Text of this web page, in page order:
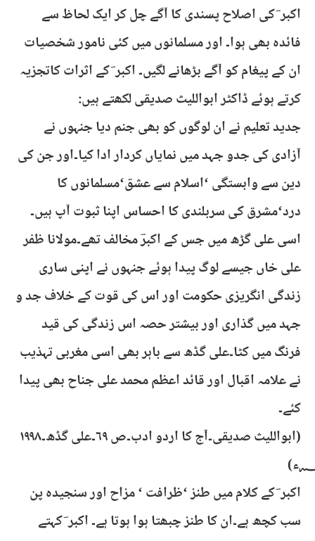
اکبر ؔ کی اصلاح پسندی کا آگے چل کر ایک لحاظ سے
فائدہ بھی ہوا۔ اور مسلمانوں میں کئی نامور شخصیات
ان کے پیغام کو آگے بڑھانے لگیں۔ اکبر ؔ کے اثرات کاتجزیہ
کرتے ہوئے ڈاکٹر ابواللیث صدیقی لکھتے ہیں:
جدید تعلیم نے ان لوگوں کو بھی جنم دیا جنہوں نے
آزادی کی جدو جہد میں نمایاں کردار ادا کیا۔اور جن کی
دین سے وابستگی ‘اسلام سے عشق‘مسلمانوں کا
درد‘مشرق کی سربلندی کا احساس اپنا ثبوت آپ ہیں۔
اسی علی گڑھ میں جس کے اکبرؔ مخالف تھے۔مولانا ظفر
علی خاں جیسے لوگ پیدا ہوئے جنہوں نے اپنی ساری
زندگی انگریزی حکومت اور اس کی قوت کے خلاف جد و
جہد میں گذاری اور بیشتر حصہ اس زندگی کی قید
فرنگ میں کٹا۔علی گڈھ سے باہر بھی اسی مغربی تہذیب
نے علامہ اقبال اور قائد اعظم محمد علی جناح بھی پیدا
کئے۔
(ابواللیث صدیقی۔آج کا اردو ادب۔ص ۶۹۔علی گڈھ۔۱۹۹۸
؁ء)
اکبر ؔ کے کلام میں طنز ‘ظرافت ‘ مزاح اور سنجیدہ پن
سب کچھ ہے۔ان کا طنز چبھتا ہوا ہوتا ہے۔ اکبر ؔ کہتے